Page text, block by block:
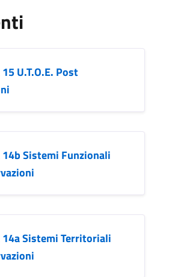
U.T.O.E. Post
14b Sistemi Funzionali
14a Sistemi Territoriali